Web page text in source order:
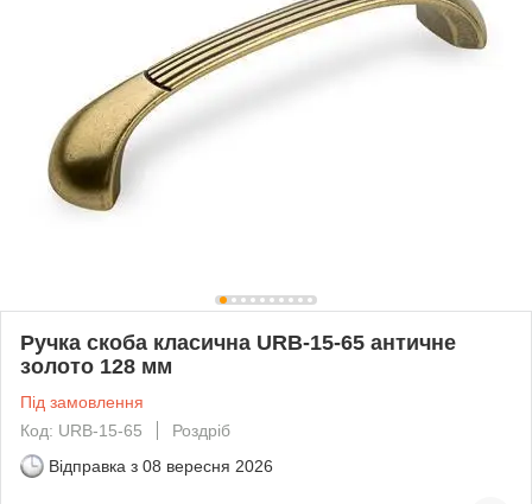
Ручка скоба класична URB-15-65 античне
золото 128 мм
Під замовлення
Код: URB-15-65
Роздріб
Відправка з 08 вересня 2026